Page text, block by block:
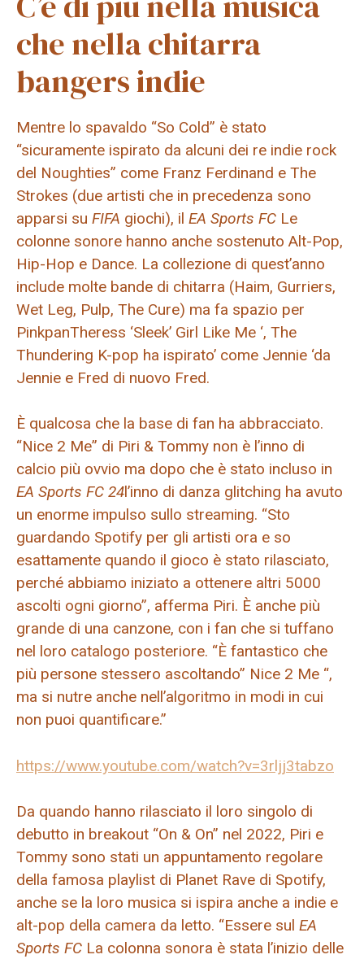
che nella chitarra
bangers indie
Mentre lo spavaldo “So Cold” è stato
“sicuramente ispirato da alcuni dei re indie rock
del Noughties” come Franz Ferdinand e The
Strokes (due artisti che in precedenza sono
apparsi su FIFA giochi), il EA Sports FC Le
colonne sonore hanno anche sostenuto Alt-Pop,
Hip-Hop e Dance. La collezione di quest’anno
include molte bande di chitarra (Haim, Gurriers,
Wet Leg, Pulp, The Cure) ma fa spazio per
PinkpanTheress ‘Sleek’ Girl Like Me ‘, The
Thundering K-pop ha ispirato’ come Jennie ‘da
Jennie e Fred di nuovo Fred.
È qualcosa che la base di fan ha abbracciato.
“Nice 2 Me” di Piri & Tommy non è l’inno di
calcio più ovvio ma dopo che è stato incluso in
EA Sports FC 24l’inno di danza glitching ha avuto
un enorme impulso sullo streaming. “Sto
guardando Spotify per gli artisti ora e so
esattamente quando il gioco è stato rilasciato,
perché abbiamo iniziato a ottenere altri 5000
ascolti ogni giorno”, afferma Piri. È anche più
grande di una canzone, con i fan che si tuffano
nel loro catalogo posteriore. “È fantastico che
più persone stessero ascoltando” Nice 2 Me “,
ma si nutre anche nell’algoritmo in modi in cui
non puoi quantificare.”
https://www.youtube.com/watch?v=3rljj3tabzo
Da quando hanno rilasciato il loro singolo di
debutto in breakout “On & On” nel 2022, Piri e
Tommy sono stati un appuntamento regolare
della famosa playlist di Planet Rave di Spotify,
anche se la loro musica si ispira anche a indie e
alt-pop della camera da letto. “Essere sul EA
Sports FC La colonna sonora è stata l’inizio delle